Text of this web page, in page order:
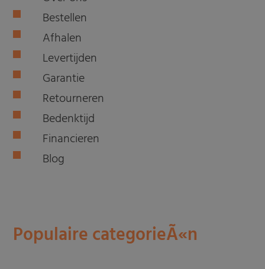
Bestellen
Afhalen
Levertijden
Garantie
Retourneren
Bedenktijd
Financieren
Blog
Populaire categorieÃ«n